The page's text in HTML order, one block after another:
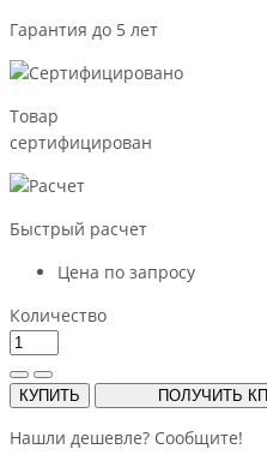
Гарантия до 5 лет
Товар
сертифицирован
Быстрый расчет
Цена по запросу
Количество
КУПИТЬ ПОЛУЧИТЬ КП
Нашли дешевле? Сообщите!